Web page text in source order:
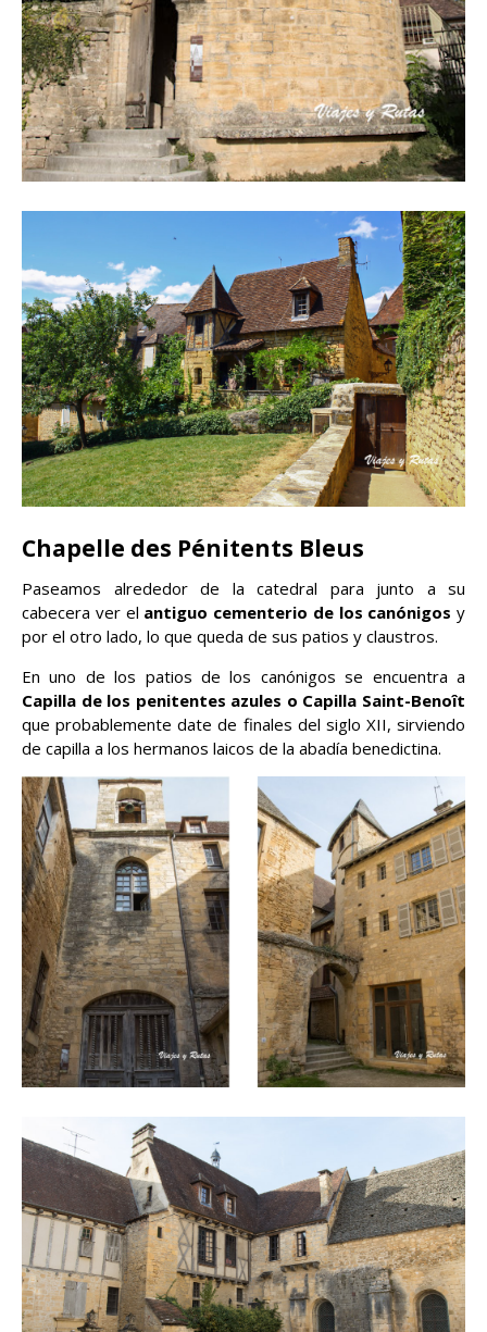
Chapelle des Pénitents Bleus
Paseamos alrededor de la catedral para junto a su
cabecera ver el antiguo cementerio de los canónigos y
por el otro lado, lo que queda de sus patios y claustros.
En uno de los patios de los canónigos se encuentra a
Capilla de los penitentes azules o Capilla Saint-Benoît
que probablemente date de finales del siglo XII, sirviendo
de capilla a los hermanos laicos de la abadía benedictina.